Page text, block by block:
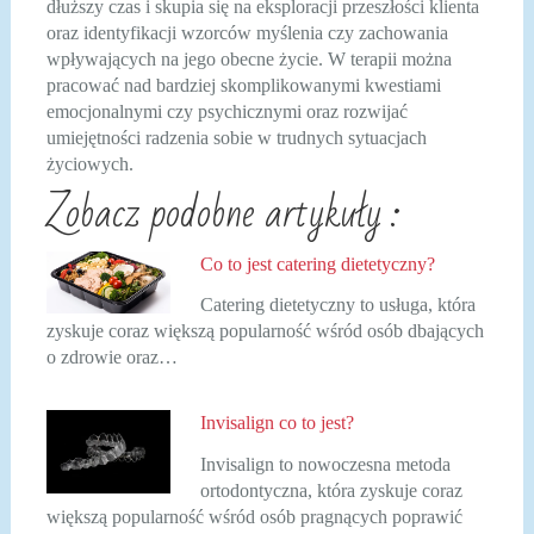
dłuższy czas i skupia się na eksploracji przeszłości klienta
oraz identyfikacji wzorców myślenia czy zachowania
wpływających na jego obecne życie. W terapii można
pracować nad bardziej skomplikowanymi kwestiami
emocjonalnymi czy psychicznymi oraz rozwijać
umiejętności radzenia sobie w trudnych sytuacjach
życiowych.
Zobacz podobne artykuły :
Co to jest catering dietetyczny?
Catering dietetyczny to usługa, która
zyskuje coraz większą popularność wśród osób dbających
o zdrowie oraz…
Invisalign co to jest?
Invisalign to nowoczesna metoda
ortodontyczna, która zyskuje coraz
większą popularność wśród osób pragnących poprawić